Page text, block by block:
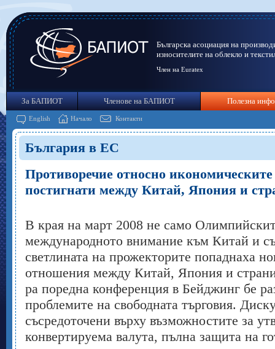
Българска асоциация на
износителите на облекло и
Член на Euratex
За БАПИОТ Членове на БАПИОТ Полезна
English Начало Контакти
България в ЕС
Противоречие относно
постигнати между Китай, Япония и
В края на март 2008 не само
международното внимание към Китай и
светлината на прожекторите попаднаха
отношения между Китай, Япония и
ра поредна конференция в Бейджинг бе
проблемите на свободната търговия.
съсредоточени върху възможностите за
конвертируема валута, пълна защита на